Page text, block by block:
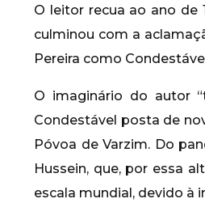
O leitor recua ao ano de
culminou com a
Pereira como
O imaginário do autor
Condestável posta de
Póvoa de Varzim. Do
Hussein, que, por essa
escala mundial, devido à